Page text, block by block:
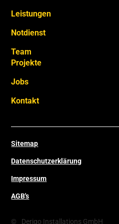
Leistungen
Notdienst
Team
Projekte
Jobs
Kontakt
Sitemap
Datenschutzerklärung
Impressum
AGB's
© Derigo Installations GmbH